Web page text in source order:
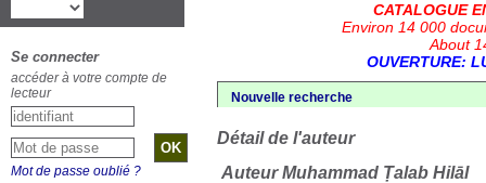
CATALOGUE
Environ 14 000
About
OUVERTURE:
Nouvelle recherche
Détail de l'auteur
Auteur Muhammad Ṭalab Hilāl
Se connecter
accéder à votre compte de
lecteur
Mot de passe oublié ?